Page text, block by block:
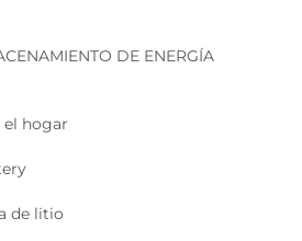
DE ENERGÍA
el hogar
de litio